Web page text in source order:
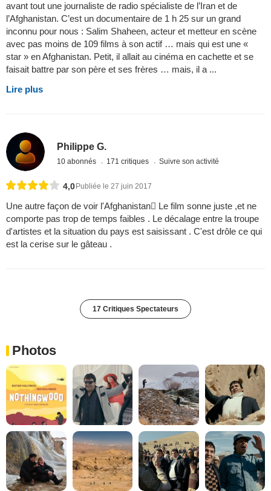
avant tout une journaliste de radio spécialiste de l’Iran et de
l’Afghanistan. C’est un documentaire de 1 h 25 sur un grand
inconnu pour nous : Salim Shaheen, acteur et metteur en scène
avec pas moins de 109 films à son actif … mais qui est une «
star » en Afghanistan. Petit, il allait au cinéma en cachette et se
faisait battre par son père et ses frères … mais, il a ...
Lire plus
Philippe G.
10 abonnés 171 critiques Suivre son activité
4,0 Publiée le 27 juin 2017
Une autre façon de voir l'Afghanistan Le film sonne juste ,et ne
comporte pas trop de temps faibles . Le décalage entre la troupe
d'artistes et la situation du pays est saisissant . C'est drôle ce qui
est la cerise sur le gâteau .
17 Critiques Spectateurs
Photos